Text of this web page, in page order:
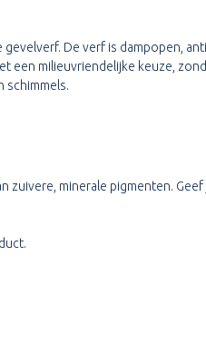
De verf is dampopen,
een milieuvriendelijke keuze,
schimmels.
zuivere, minerale pigmenten.